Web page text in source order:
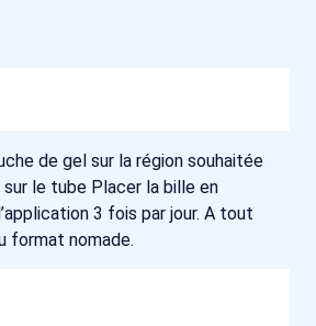
de gel sur la région souhaitée
le tube Placer la bille en
3 fois par jour. A tout
format nomade.